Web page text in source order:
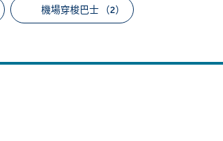
機場穿梭巴士 （2）